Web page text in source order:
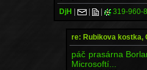
DjH | | | 319-960-
re: Rubikova kostka,
páč prasárna
Microsoftí...